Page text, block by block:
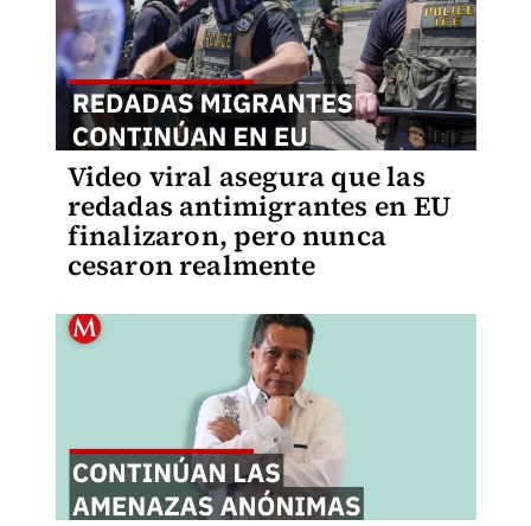
Video viral asegura que las
redadas antimigrantes en EU
finalizaron, pero nunca
cesaron realmente